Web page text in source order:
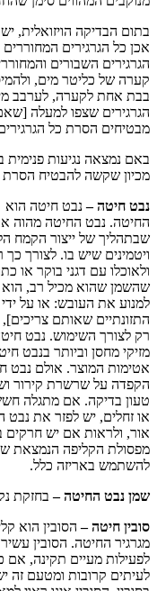
בתום הבדיקה הויזואלית,
אכן כל הגרגירים
הגרגירים השבורים
בבת אחת לקערה, לערבב
הגרגירים שצפו למעלה
מבטיחים הסרת כל
באם נמצאה נגיעות פנימית
מכיון שקשה להבטיח הסרת
נבט חיטה –
החיטה. נבט החיטה מהוה
שבתהליך של ייצור הקמח
ויטמינים שיש בו. לצורך
ולאוכלו עם דגני בוקר או
שהשמן שהוא מכיל רב,
למנוע את העובש: או על
התזונתיים שאותם
רק לצורך השימוש. נבט
מזיקי מחסן וביותר בנבט
אטימות המוצר. אולם נבט
הקפדה על שרשרת קירור
טעון בדיקה. אם מתגלה
או זחלים, יש לפזר את
אור, ולראות אם יש חרקים
מפסולת הקליפה הנמצאת
להשתמש באריזה כלל.
שמן נבט החיטה –בחזקת
סובין חיטה –
מגרגיר החיטה. הסובין
לפעילות מעיים תקינה, אם
לעיתים קרובות ומטעם זה